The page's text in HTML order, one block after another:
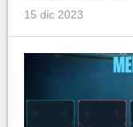
15 dic 2023